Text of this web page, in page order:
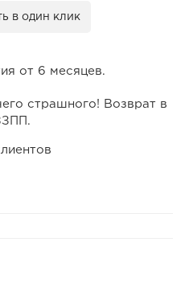
в один клик
от 6 месяцев.
страшного! Возврат в